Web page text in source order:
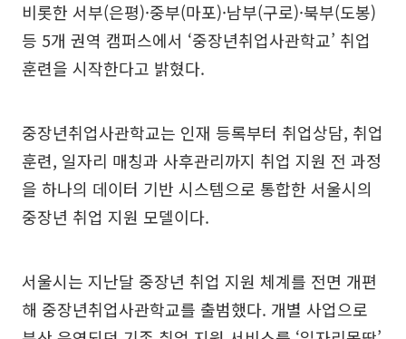
비롯한 서부(은평)·중부(마포)·남부(구로)·북부(도봉)
등 5개 권역 캠퍼스에서 ‘중장년취업사관학교’ 취업
훈련을 시작한다고 밝혔다.
중장년취업사관학교는 인재 등록부터 취업상담, 취업
훈련, 일자리 매칭과 사후관리까지 취업 지원 전 과정
을 하나의 데이터 기반 시스템으로 통합한 서울시의
중장년 취업 지원 모델이다.
서울시는 지난달 중장년 취업 지원 체계를 전면 개편
해 중장년취업사관학교를 출범했다. 개별 사업으로